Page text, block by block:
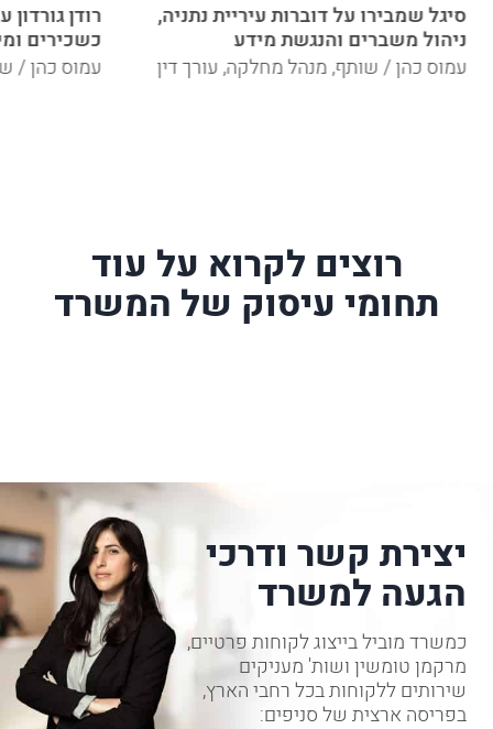
סיגל שמבירו על דוברות עיריית נתניה,
ניהול משברים והנגשת מידע
עמוס כהן / שותף, מנהל מחלקה, עורך דין
רודן
כשכירים
עמוס כהן /
רוצים לקרוא על עוד
תחומי עיסוק של המשרד
יצירת קשר ודרכי
הגעה למשרד
כמשרד מוביל בייצוג לקוחות פרטיים,
מרקמן טומשין ושות' מעניקים
שירותים ללקוחות בכל רחבי הארץ,
בפריסה ארצית של סניפים: